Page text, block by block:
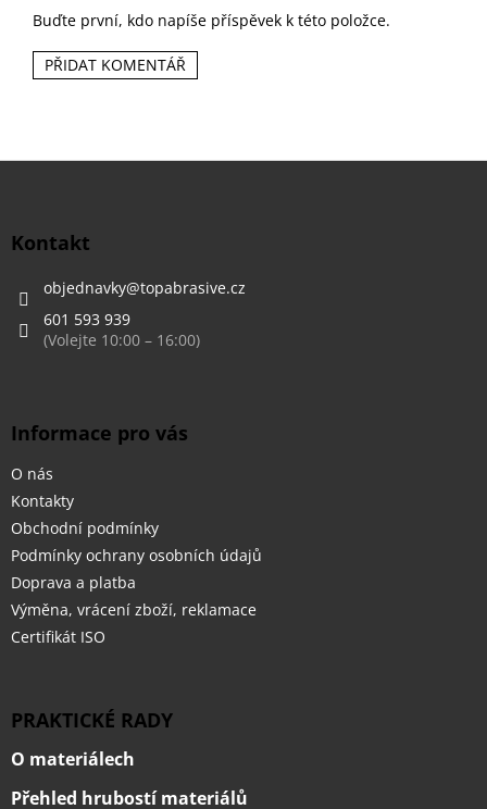
Buďte první, kdo napíše příspěvek k této položce.
PŘIDAT KOMENTÁŘ
Z
Kontakt
objednavky@topabrasive.cz
601 593 939
Informace pro vás
O nás
Kontakty
Obchodní podmínky
Podmínky ochrany osobních údajů
Doprava a platba
Výměna, vrácení zboží, reklamace
Certifikát ISO
PRAKTICKÉ RADY
O materiálech
Přehled hrubostí materiálů